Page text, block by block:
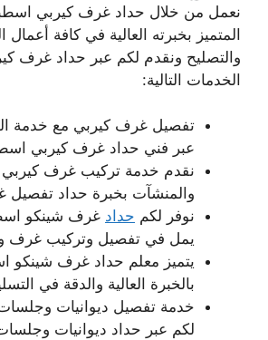
نعمل من خلال حداد غرف كيربي
المتميز بخبرته العالية في كافة أعمال
والتصليح ونقدم لكم عبر حداد غرف
الخدمات التالية:
تفصيل غرف كيربي مع خدمة
عبر فني حداد غرف كيربي
نقدم خدمة تركيب غرف
والمنشآت بخبرة حداد تفصيل
نوفر لكم حداد غرف شينكو
يمل في تفصيل وتركيب غرف
يتميز معلم حداد غرف شينكو
بالخبرة العالية والدقة في
خدمة تفصيل ديوانيات
لكم عبر حداد ديوانيات